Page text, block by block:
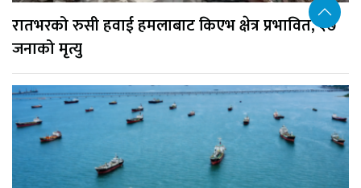
रातभरको रुसी हवाई हमलाबाट किएभ क्षेत्र प्रभावित, १७
जनाको मृत्यु